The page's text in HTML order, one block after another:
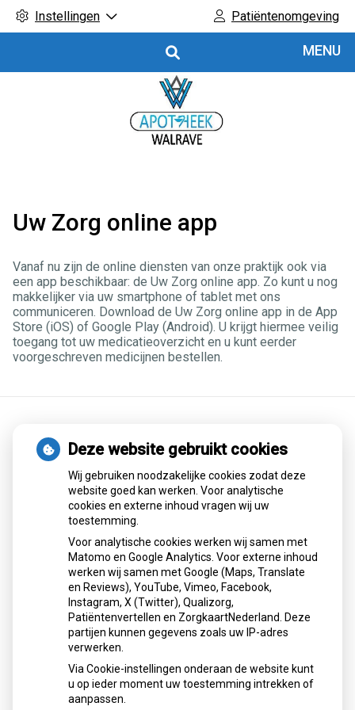
Instellingen Patiëntenomgeving
MENU
Uw Zorg online app
Vanaf nu zijn de online diensten van onze praktijk ook via
een app beschikbaar: de Uw Zorg online app. Zo kunt u nog
makkelijker via uw smartphone of tablet met ons
communiceren. Download de Uw Zorg online app in de App
Store (iOS) of Google Play (Android). U krijgt hiermee veilig
toegang tot uw medicatieoverzicht en u kunt eerder
voorgeschreven medicijnen bestellen.
Wat is het RS-virus en waaraan
herken je het?
Het RS-virus veroorzaakt vooral in herfst en winter
luchtweginfecties bij baby’s, jonge kinderen en kwetsbare
ouderen. Klachten variëren van verkoudheid tot ernstige
benauwdheid. Meestal geneest het vanzelf, maar soms is
ziekenhuiszorg nodig. Goede hygiëne en de nieuwe RS-prik
voor baby’s verkleinen risico’s.
Lees het hele artikel op: Nationale zorggids
Publicatiedatum:16-12-2025
Deze website gebruikt cookies
Wij gebruiken noodzakelijke cookies zodat deze
website goed kan werken. Voor analytische
cookies en externe inhoud vragen wij uw
toestemming.
Voor analytische cookies werken wij samen met
Matomo en Google Analytics. Voor externe inhoud
werken wij samen met Google (Maps, Translate
en Reviews), YouTube, Vimeo, Facebook,
Instagram, X (Twitter), Qualizorg,
Patiëntenvertellen en ZorgkaartNederland. Deze
partijen kunnen gegevens zoals uw IP-adres
verwerken.
Via Cookie-instellingen onderaan de website kunt
u op ieder moment uw toestemming intrekken of
aanpassen.